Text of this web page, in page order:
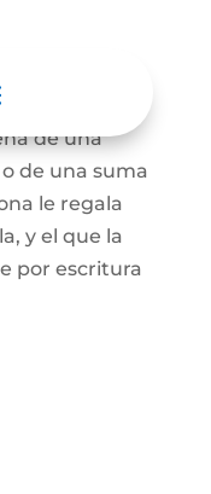
es que una
de una
de una suma
le regala
y el que la
por escritura